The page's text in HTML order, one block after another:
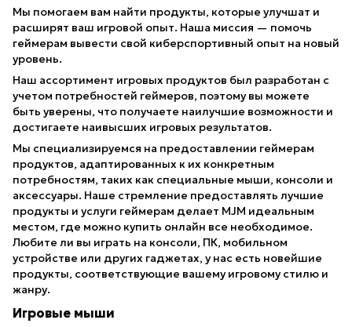
Мы помогаем вам найти продукты, которые улучшат и
расширят ваш игровой опыт. Наша миссия — помочь
геймерам вывести свой киберспортивный опыт на новый
уровень.
Наш ассортимент игровых продуктов был разработан с
учетом потребностей геймеров, поэтому вы можете
быть уверены, что получаете наилучшие возможности и
достигаете наивысших игровых результатов.
Мы специализируемся на предоставлении геймерам
продуктов, адаптированных к их конкретным
потребностям, таких как специальные мыши, консоли и
аксессуары. Наше стремление предоставлять лучшие
продукты и услуги геймерам делает MJM идеальным
местом, где можно купить онлайн все необходимое.
Любите ли вы играть на консоли, ПК, мобильном
устройстве или других гаджетах, у нас есть новейшие
продукты, соответствующие вашему игровому стилю и
жанру.
Игровые мыши